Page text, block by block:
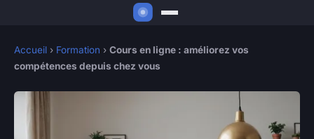
Accueil › Formation › Cours en ligne : améliorez vos
compétences depuis chez vous